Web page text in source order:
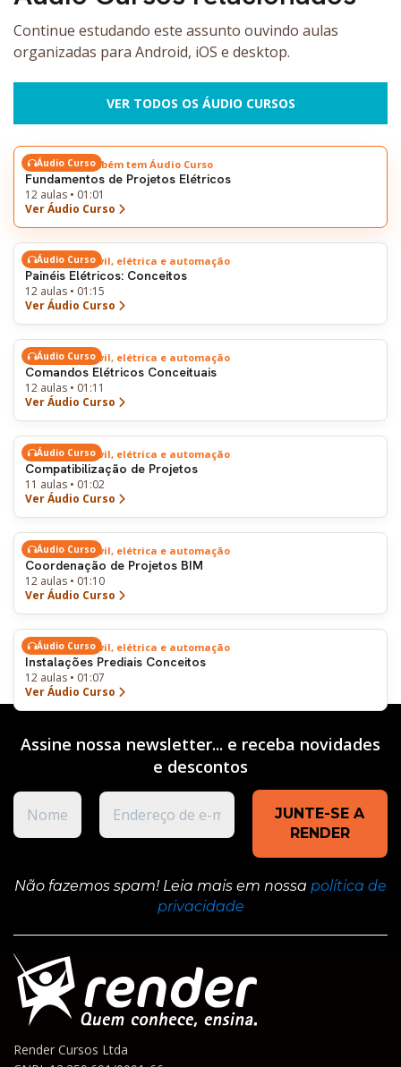
Continue estudando este assunto ouvindo aulas
organizadas para Android, iOS e desktop.
VER TODOS OS ÁUDIO CURSOS
Áudio Curso
Este tema também tem Áudio Curso
Fundamentos de Projetos Elétricos
12 aulas • 01:01
Ver Áudio Curso
Áudio Curso
Engenharia civil, elétrica e automação
Painéis Elétricos: Conceitos
12 aulas • 01:15
Ver Áudio Curso
Áudio Curso
Engenharia civil, elétrica e automação
Comandos Elétricos Conceituais
12 aulas • 01:11
Ver Áudio Curso
Áudio Curso
Engenharia civil, elétrica e automação
Compatibilização de Projetos
11 aulas • 01:02
Ver Áudio Curso
Áudio Curso
Engenharia civil, elétrica e automação
Coordenação de Projetos BIM
12 aulas • 01:10
Ver Áudio Curso
Áudio Curso
Engenharia civil, elétrica e automação
Instalações Prediais Conceitos
12 aulas • 01:07
Ver Áudio Curso
Assine nossa newsletter... e receba novidades
e descontos
Não fazemos spam! Leia mais em nossa política de
privacidade
Render Cursos Ltda